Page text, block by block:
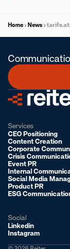
Home News
Services
CEO Positioning
Content Creation
Corporate
Crisis
Event PR
Internal
Social Media
Product PR
ESG
Social
Linkedin
Instagram